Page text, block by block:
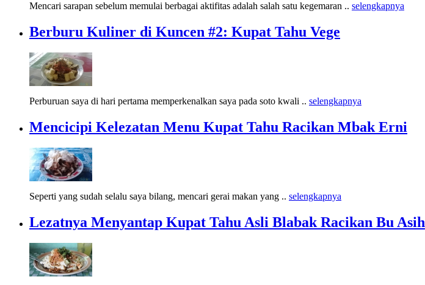
Mencari sarapan sebelum memulai berbagai aktifitas adalah salah satu kegemaran .. selengkapnya
Berburu Kuliner di Kuncen #2: Kupat Tahu Vege
Perburuan saya di hari pertama memperkenalkan saya pada soto kwali .. selengkapnya
Mencicipi Kelezatan Menu Kupat Tahu Racikan Mbak Erni
Seperti yang sudah selalu saya bilang, mencari gerai makan yang .. selengkapnya
Lezatnya Menyantap Kupat Tahu Asli Blabak Racikan Bu Asih